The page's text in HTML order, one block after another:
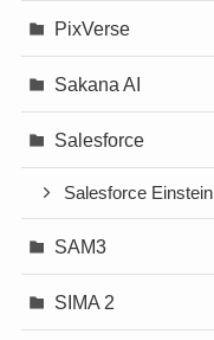
PixVerse
Sakana AI
Salesforce
Salesforce Einstein
SAM3
SIMA 2